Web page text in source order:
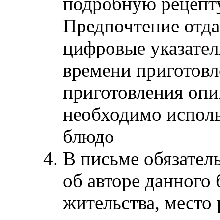
Предпочтение
цифровые
времени
приготовления
необходимо
блюдо
В письме
об авторе
жительства,